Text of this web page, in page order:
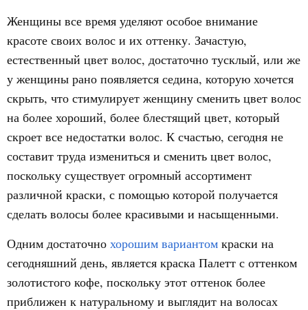
Женщины все время уделяют особое внимание
красоте своих волос и их оттенку. Зачастую,
естественный цвет волос, достаточно тусклый, или же
у женщины рано появляется седина, которую хочется
скрыть, что стимулирует женщину сменить цвет волос
на более хороший, более блестящий цвет, который
скроет все недостатки волос. К счастью, сегодня не
составит труда измениться и сменить цвет волос,
поскольку существует огромный ассортимент
различной краски, с помощью которой получается
сделать волосы более красивыми и насыщенными.
Одним достаточно хорошим вариантом краски на
сегодняшний день, является краска Палетт с оттенком
золотистого кофе, поскольку этот оттенок более
приближен к натуральному и выглядит на волосах